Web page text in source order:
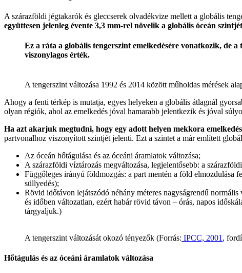
A szárazföldi jégtakarók és gleccserek olvadékvize mellett a globális
együttesen jelenleg évente 3,3 mm-rel növelik a globális óceán
Ez a ráta a globális tengerszint emelkedésére vonatkozik, de
viszonylagos érték.
A tengerszint változása 1992 és 2014 között műholdas mérések
Ahogy a fenti térkép is mutatja, egyes helyeken a globális átlagnál
olyan régiók, ahol az emelkedés jóval hamarabb jelentkezik és jóval
Ha azt akarjuk megtudni, hogy egy adott helyen mekkora
partvonalhoz viszonyított szintjét jelenti. Ezt a szintet a már említett
Az óceán hőtágulása és az óceáni áramlatok változása;
A szárazföldi víztározás megváltozása, legjelentősebb: a
Függőleges irányú földmozgás: a part mentén a föld elmozdulása
süllyedés);
Rövid időtávon lejátszódó néhány méteres nagyságrendű
és időben változatlan, ezért habár rövid távon – órás, napos
tárgyaljuk.)
A tengerszint változását okozó tényezők (Forrás: IPCC, 2001 ,
Hőtágulás és az óceáni áramlatok változása